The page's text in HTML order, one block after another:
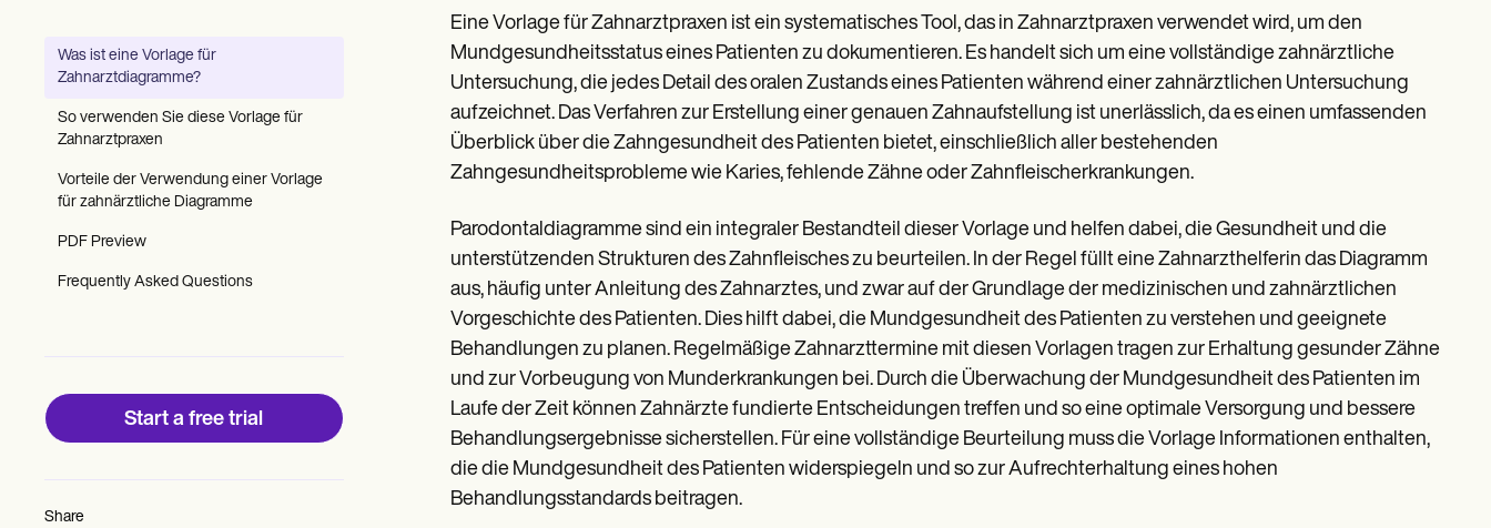
Training Hub
Switch to Carepatron
Become a Partner
Why Carepatron?
Was ist eine Vorlage für
Zahnarztdiagramme?
So verwenden Sie diese Vorlage für
Zahnarztpraxen
Vorteile der Verwendung einer Vorlage
für zahnärztliche Diagramme
PDF Preview
Frequently Asked Questions
Start a free trial
Share
Eine Vorlage für Zahnarztpraxen ist ein systematisches Tool, das in Zahnarztpraxen verwendet wird, um den
Mundgesundheitsstatus eines Patienten zu dokumentieren. Es handelt sich um eine vollständige zahnärztliche
Untersuchung, die jedes Detail des oralen Zustands eines Patienten während einer zahnärztlichen Untersuchung
aufzeichnet. Das Verfahren zur Erstellung einer genauen Zahnaufstellung ist unerlässlich, da es einen umfassenden
Überblick über die Zahngesundheit des Patienten bietet, einschließlich aller bestehenden
Zahngesundheitsprobleme wie Karies, fehlende Zähne oder Zahnfleischerkrankungen.
Parodontaldiagramme sind ein integraler Bestandteil dieser Vorlage und helfen dabei, die Gesundheit und die
unterstützenden Strukturen des Zahnfleisches zu beurteilen. In der Regel füllt eine Zahnarzthelferin das Diagramm
aus, häufig unter Anleitung des Zahnarztes, und zwar auf der Grundlage der medizinischen und zahnärztlichen
Vorgeschichte des Patienten. Dies hilft dabei, die Mundgesundheit des Patienten zu verstehen und geeignete
Behandlungen zu planen. Regelmäßige Zahnarzttermine mit diesen Vorlagen tragen zur Erhaltung gesunder Zähne
und zur Vorbeugung von Munderkrankungen bei. Durch die Überwachung der Mundgesundheit des Patienten im
Laufe der Zeit können Zahnärzte fundierte Entscheidungen treffen und so eine optimale Versorgung und bessere
Behandlungsergebnisse sicherstellen. Für eine vollständige Beurteilung muss die Vorlage Informationen enthalten,
die die Mundgesundheit des Patienten widerspiegeln und so zur Aufrechterhaltung eines hohen
Behandlungsstandards beitragen.